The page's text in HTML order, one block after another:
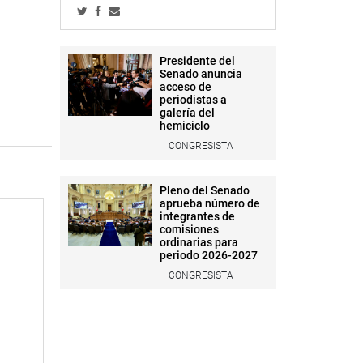
Presidente del
Senado anuncia
acceso de
periodistas a
galería del
hemiciclo
CONGRESISTA
Pleno del Senado
aprueba número de
integrantes de
comisiones
ordinarias para
periodo 2026-2027
CONGRESISTA